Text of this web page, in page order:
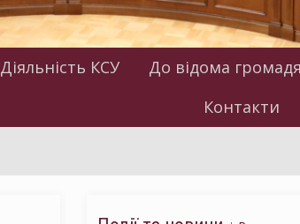
Діяльність КСУ До відома
Контакти